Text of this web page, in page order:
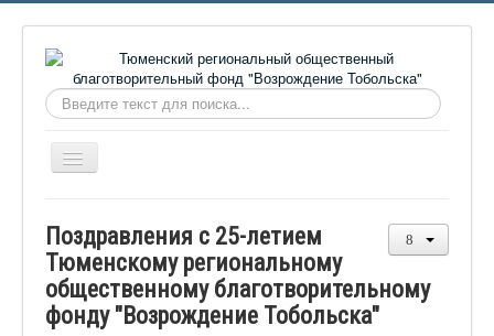
Искать...
Включить/
выключить
О фонде
Онлайн библиотека
Видеоматериалы
Поздравления с 25-летием
Тюменскому региональному
общественному благотворительному
фонду "Возрождение Тобольска"